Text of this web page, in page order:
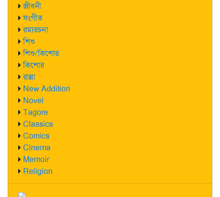
জীবনী
সংগীত
রম্যরচনা
শিশু
শিশু/কিশোর
কিশোর
রান্না
New Addition
Novel
Tagore
Classics
Comics
Cinema
Memoir
Religion